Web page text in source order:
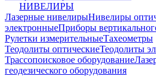
НИВЕЛИРЫ
Лазерные нивелирыНивелиры
электронныеПриборы
Рулетки измерительныеТахеометры
Теодолиты оптическиеТеодолиты
Трассопоисковое оборудование
геодезического оборудования